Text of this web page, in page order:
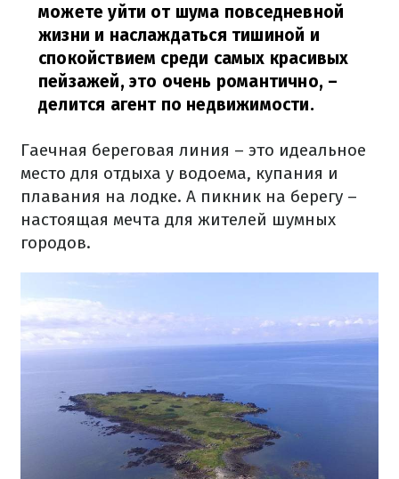
можете уйти от шума повседневной
жизни и наслаждаться тишиной и
спокойствием среди самых красивых
пейзажей, это очень романтично, –
делится агент по недвижимости.
Гаечная береговая линия – это идеальное
место для отдыха у водоема, купания и
плавания на лодке. А пикник на берегу –
настоящая мечта для жителей шумных
городов.